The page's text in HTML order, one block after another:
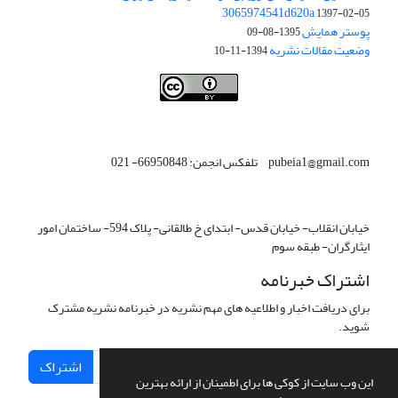
این وب سایت از کوکی ها برای اطمینان از ارائه بهترین
3065974541d620a1397-02-05
پوستر همایش1395-08-09
وضعیت مقالات نشریه1394-11-10
pubeia1@gmail.com تلفکس انجمن: 66950848- 021
خیابان انقلاب- خیابان قدس- ابتدای خ طالقانی- پلاک 594- ساختمان امور
ایثارگران- طبقه سوم
اشتراک خبرنامه
برای دریافت اخبار و اطلاعیه های مهم نشریه در خبرنامه نشریه مشترک
شوید.
اشتراک